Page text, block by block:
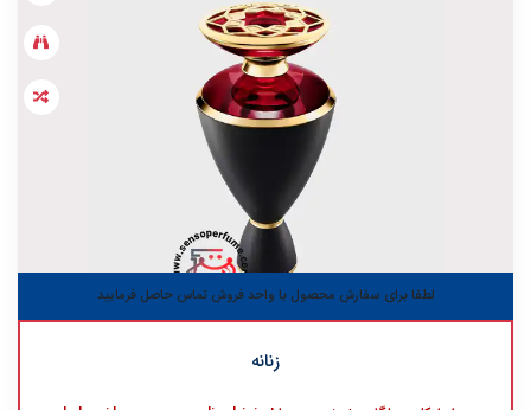
لطفا برای سفارش محصول با واحد فروش تماس حاصل فرمایید
زنانه